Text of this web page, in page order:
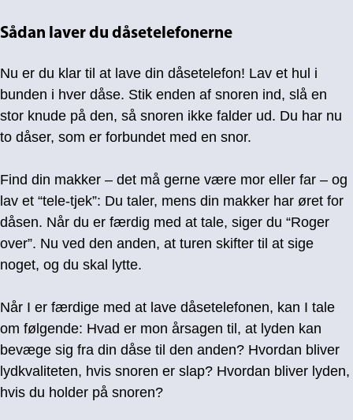
Sådan laver du dåsetelefonerne
Nu er du klar til at lave din dåsetelefon! Lav et hul i
bunden i hver dåse. Stik enden af snoren ind, slå en
stor knude på den, så snoren ikke falder ud. Du har nu
to dåser, som er forbundet med en snor.
Find din makker – det må gerne være mor eller far – og
lav et “tele-tjek”: Du taler, mens din makker har øret for
dåsen. Når du er færdig med at tale, siger du “Roger
over”. Nu ved den anden, at turen skifter til at sige
noget, og du skal lytte.
Når I er færdige med at lave dåsetelefonen, kan I tale
om følgende: Hvad er mon årsagen til, at lyden kan
bevæge sig fra din dåse til den anden? Hvordan bliver
lydkvaliteten, hvis snoren er slap? Hvordan bliver lyden,
hvis du holder på snoren?